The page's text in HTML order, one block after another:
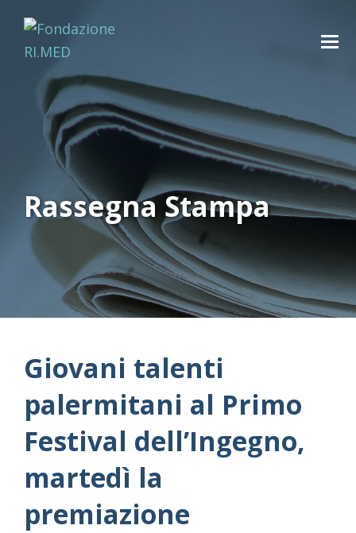
Rassegna Stampa
Giovani talenti
palermitani al Primo
Festival dell’Ingegno,
martedì la
premiazione